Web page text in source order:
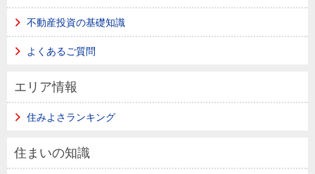
不動産投資の基礎知識
よくあるご質問
エリア情報
住みよさランキング
住まいの知識